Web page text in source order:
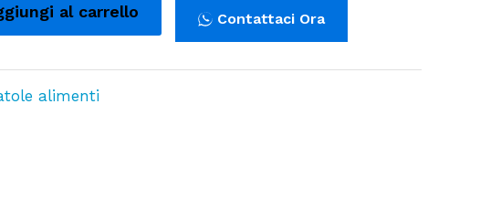
al carrello Contattaci Ora
alimenti